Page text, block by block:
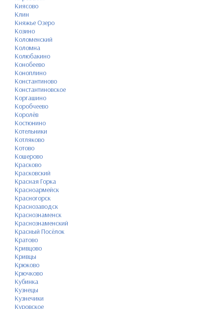
Киясово
Клин
Княжье Озеро
Козино
Коломенский
Коломна
Колюбакино
Конобеево
Коноплино
Константиново
Константиновское
Коргашино
Коробчеево
Королёв
Костюнино
Котельники
Котляково
Котово
Кошерово
Красково
Красковский
Красная Горка
Красноармейск
Красногорск
Краснозаводск
Краснознаменск
Краснознаменский
Красный Посёлок
Кратово
Кривцово
Кривцы
Крюково
Крючково
Кубинка
Кузнецы
Кузнечики
Куровское